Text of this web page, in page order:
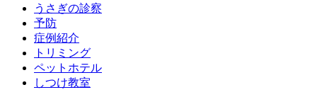
うさぎの診察
予防
症例紹介
トリミング
ペットホテル
しつけ教室